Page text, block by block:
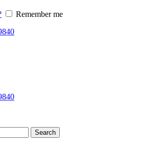
Remember me
Search